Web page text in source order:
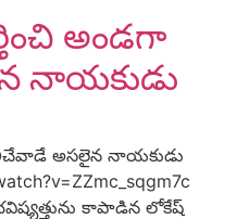
అండగా
నాయకుడు
అసలైన నాయకుడు
కాపాడిన లోకేష్